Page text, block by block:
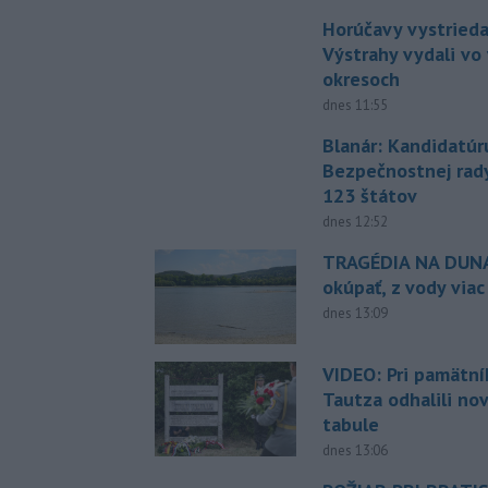
Horúčavy
Výstrahy vydali vo
okresoch
dnes 11:55
Blanár:
Bezpečnostnej
123 štátov
dnes 12:52
TRAGÉDIA NA
okúpať, z vody
dnes 13:09
VIDEO: Pri
Tautza odhalili
tabule
dnes 13:06